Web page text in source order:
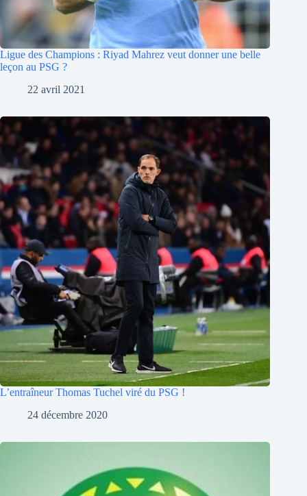
Ligue des Champions : Riyad Mahrez veut donner une belle
leçon au PSG ?
22 avril 2021
L’entraîneur Thomas Tuchel viré du PSG !
24 décembre 2020